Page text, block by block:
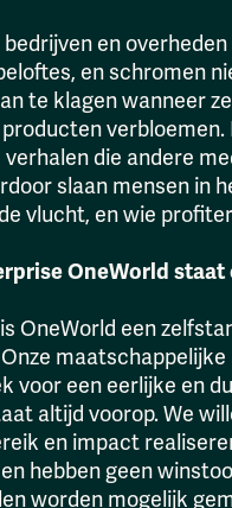
en
en schromen
te klagen wanneer
verbloemen.
verhalen die andere
slaan mensen in
vlucht, en wie
OneWorld staat
OneWorld een
maatschappelijke
voor een eerlijke en
altijd voorop. We
en impact
hebben geen
worden mogelijk